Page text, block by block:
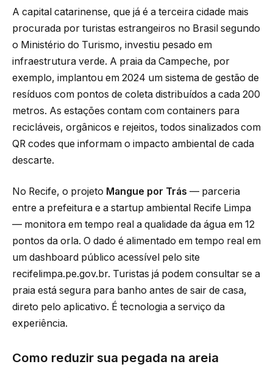
A capital catarinense, que já é a terceira cidade mais
procurada por turistas estrangeiros no Brasil segundo
o Ministério do Turismo, investiu pesado em
infraestrutura verde. A praia da Campeche, por
exemplo, implantou em 2024 um sistema de gestão de
resíduos com pontos de coleta distribuídos a cada 200
metros. As estações contam com containers para
recicláveis, orgânicos e rejeitos, todos sinalizados com
QR codes que informam o impacto ambiental de cada
descarte.
No Recife, o projeto Mangue por Trás — parceria
entre a prefeitura e a startup ambiental Recife Limpa
— monitora em tempo real a qualidade da água em 12
pontos da orla. O dado é alimentado em tempo real em
um dashboard público acessível pelo site
recifelimpa.pe.gov.br. Turistas já podem consultar se a
praia está segura para banho antes de sair de casa,
direto pelo aplicativo. É tecnologia a serviço da
experiência.
Como reduzir sua pegada na areia